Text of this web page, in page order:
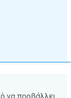
να προβάλλει